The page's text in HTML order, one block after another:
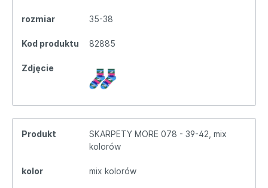
rozmiar 35-38
Kod produktu 82885
Zdjęcie
Produkt
SKARPETY MORE 078 - 39-42, mix
kolorów
kolor mix kolorów